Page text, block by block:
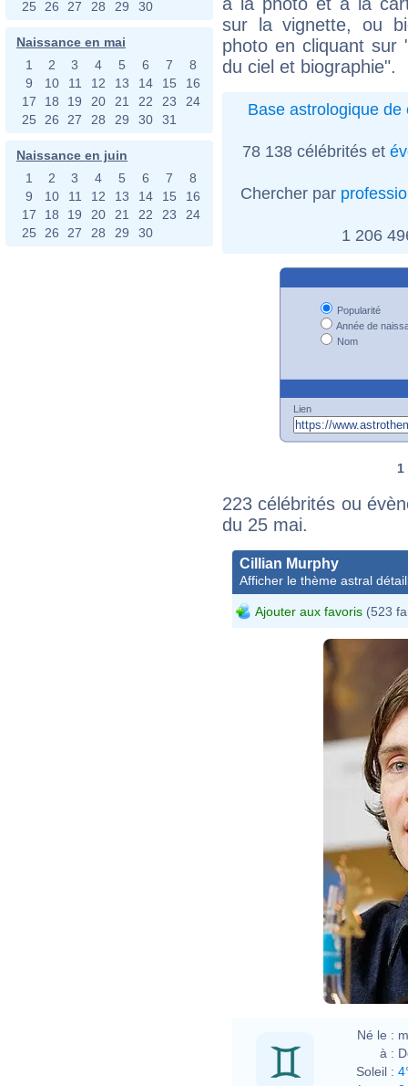
25
26 27 28 29 30
Naissance en mai
1
2 3 4 5 6 7
8
9
10 11 12 13 14 15
16
17
18 19 20 21 22 23
24
25
26 27 28 29 30 31
Naissance en juin
1
2 3 4 5 6 7
8
9
10 11 12 13 14 15
16
17
18 19 20 21 22 23
24
25
26 27 28 29 30
sur la vignette, ou
photo en cliquant sur
du ciel et biographie".
Base astrologique de
78 138 célébrités et
Chercher par
1 206
Popularité
Année de
Nom
Lien
1
223 célébrités ou
du 25 mai.
Cillian Murphy
Afficher le thème astral
Ajouter aux favoris (523
Né le :
à :
Soleil :